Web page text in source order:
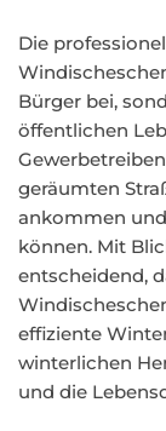
Die
Bürger bei,
öffentlichen
geräumten
ankommen
können. Mit
entscheidend,
effiziente
winterlichen
und die